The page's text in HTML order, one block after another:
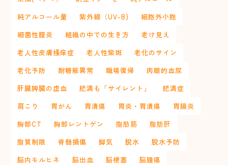
純アルコール量
紫外線（UV-B)
細胞外小胞
細菌性膣炎
組織の中での生き方
老け見え
老人性皮膚掻痒症
老人性紫斑
老化のサイン
老化予防
耐糖能異常 職場復帰
肉眼的血尿
肝臓脾臓の虚血
肥満も「サイレント」
肥満症
肩こり
胃がん 胃潰瘍 胃炎・胃潰瘍
胃腸炎
胸部CT
胸部レントゲン 脂肪筋
脂肪肝
脂質制限
脊髄損傷 脚気 脱水
脱水予防
脳内モルヒネ
脳出血 脳梗塞
脳腫瘍